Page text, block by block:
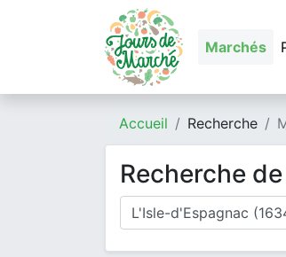
Marchés
Accueil Recherche
Recherche
Où cherchez-vous un marché ?
Jour